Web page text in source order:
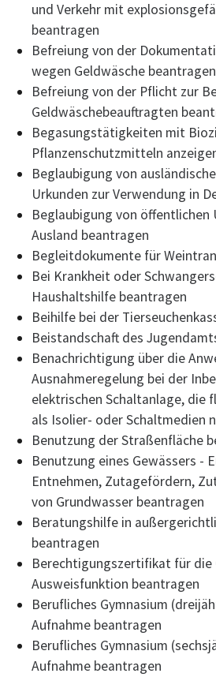
und Verkehr mit
beantragen
Befreiung von der
wegen Geldwäsche beantragen
Befreiung von der Pflicht zur
Geldwäschebeauftragten
Begasungstätigkeiten mit
Pflanzenschutzmitteln
Beglaubigung von
Urkunden zur Verwendung in
Beglaubigung von öffentlichen
Ausland beantragen
Begleitdokumente für
Bei Krankheit oder
Haushaltshilfe beantragen
Beihilfe bei der
Beistandschaft des
Benachrichtigung über die
Ausnahmeregelung bei der
elektrischen Schaltanlage, die
als Isolier- oder Schaltmedien
Benutzung der Straßenfläche
Benutzung eines Gewässers -
Entnehmen, Zutagefördern,
von Grundwasser beantragen
Beratungshilfe in
beantragen
Berechtigungszertifikat für die
Ausweisfunktion beantragen
Berufliches Gymnasium
Aufnahme beantragen
Berufliches Gymnasium
Aufnahme beantragen